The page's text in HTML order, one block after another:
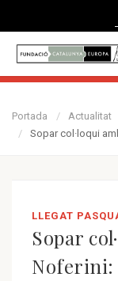
Portada Actualitat
Sopar col·loqui
LLEGAT
Sopar
Noferini: